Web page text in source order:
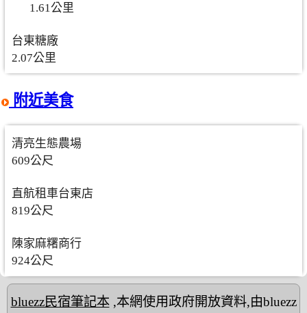
1.61公里
台東糖廠
2.07公里
附近美食
清亮生態農場
609公尺
直航租車台東店
819公尺
陳家麻糬商行
924公尺
bluezz民宿筆記本,本網使用政府開放資料,由bluezz